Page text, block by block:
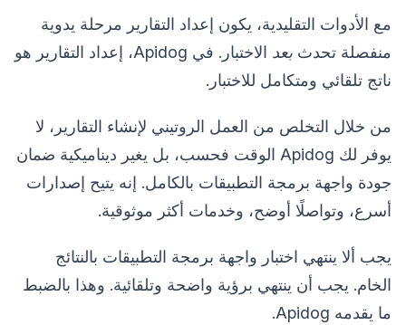
مع الأدوات التقليدية، يكون إعداد التقارير مرحلة يدوية
منفصلة تحدث بعد
الاختبار. في Apidog، إعداد التقارير هو
ناتج تلقائي ومتكامل للاختبار.
من خلال التخلص من العمل الروتيني لإنشاء التقارير، لا
يوفر لك Apidog الوقت فحسب، بل يغير ديناميكية ضمان
جودة واجهة برمجة التطبيقات بالكامل. إنه يتيح إصدارات
أسرع، وتواصلًا أوضح، وخدمات أكثر موثوقية.
يجب ألا ينتهي اختبار واجهة برمجة التطبيقات بالنتائج
الخام. يجب أن ينتهي برؤية واضحة وتلقائية. وهذا بالضبط
ما يقدمه Apidog.